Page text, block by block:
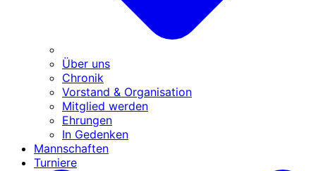
Über uns
Chronik
Vorstand & Organisation
Mitglied werden
Ehrungen
In Gedenken
Mannschaften
Turniere